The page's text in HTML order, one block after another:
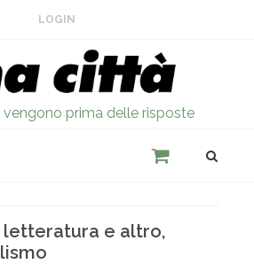
LOGIN
prima delle risposte
letteratura e altro,